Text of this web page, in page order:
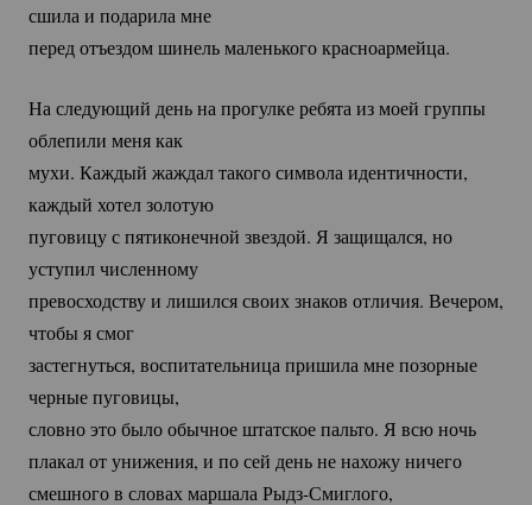
сшила и подарила мне
перед отъездом шинель маленького красноармейца.
На следующий день на прогулке ребята из моей группы
облепили меня как
мухи. Каждый жаждал такого символа идентичности,
каждый хотел золотую
пуговицу с пятиконечной звездой. Я защищался, но
уступил численному
превосходству и лишился своих знаков отличия. Вечером,
чтобы я смог
застегнуться, воспитательница пришила мне позорные
черные пуговицы,
словно это было обычное штатское пальто. Я всю ночь
плакал от унижения, и по сей день не нахожу ничего
смешного в словах маршала Рыдз-Смиглого,